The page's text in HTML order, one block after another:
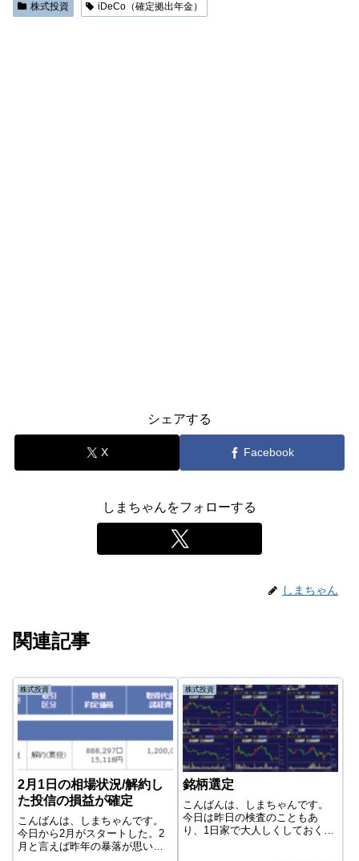
株式投資 iDeCo（確定拠出年金）
シェアする
X Facebook
しまちゃんをフォローする
しまちゃん
関連記事
株式投資
2月1日の相場状況/解約し
た投信の損益が確定
こんばんは、しまちゃんです。
今日から2月がスタートした。2
月と言えば昨年の暴落が思い出
株式投資
銘柄選定
こんばんは、しまちゃんです。
今日は昨日の検査のこともあ
り、1日家で大人しくしておくと